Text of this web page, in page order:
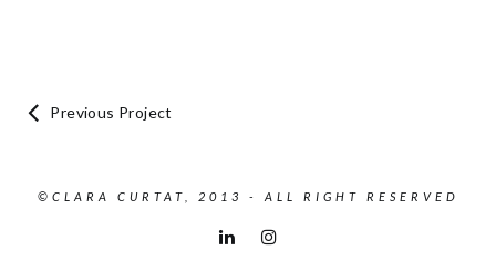
Previous Project
©CLARA CURTAT, 2013 - ALL RIGHT RESERVED